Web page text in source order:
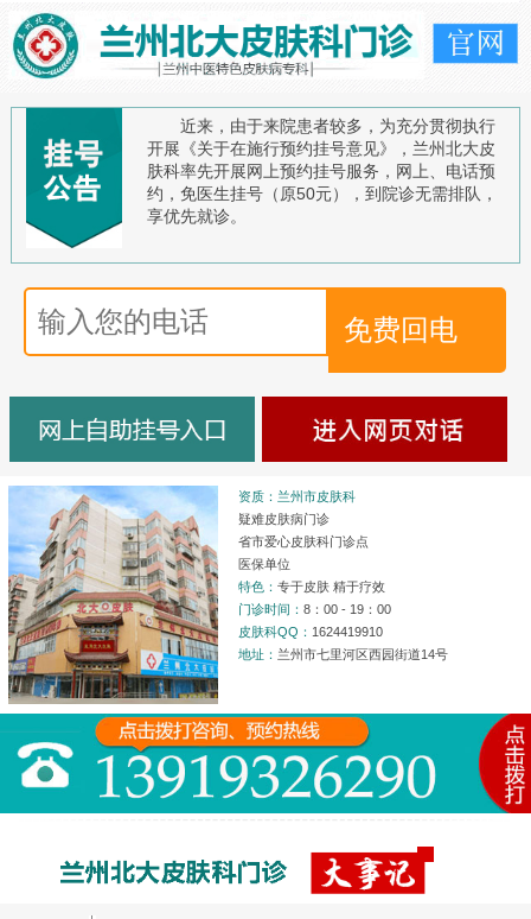
近来，由于来院患者较多，为充分贯彻执行
开展《关于在施行预约挂号意见》，兰州北大皮
肤科率先开展网上预约挂号服务，网上、电话预
约，免医生挂号（原50元），到院诊无需排队，
享优先就诊。
资质：兰州市皮肤科
疑难皮肤病门诊
省市爱心皮肤科门诊点
医保单位
特色：专于皮肤 精于疗效
门诊时间：8：00 - 19：00
皮肤科QQ： 1624419910
地址： 兰州市七里河区西园街道14号